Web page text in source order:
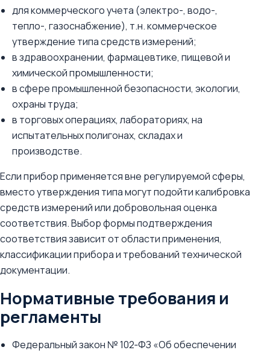
для коммерческого учета (электро-, водо-,
тепло-, газоснабжение), т.н. коммерческое
утверждение типа средств измерений;
в здравоохранении, фармацевтике, пищевой и
химической промышленности;
в сфере промышленной безопасности, экологии,
охраны труда;
в торговых операциях, лабораториях, на
испытательных полигонах, складах и
производстве.
Если прибор применяется вне регулируемой сферы,
вместо утверждения типа могут подойти калибровка
средств измерений или добровольная оценка
соответствия. Выбор формы подтверждения
соответствия зависит от области применения,
классификации прибора и требований технической
документации.
Нормативные требования и
регламенты
Федеральный закон № 102‑ФЗ «Об обеспечении